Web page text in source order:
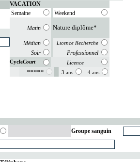
VACATION
Semaine
Weekend
Matin Nature diplôme*
Médian Licence Recherche
Soir Professionnel
CycleCourt Licence
***** 3 ans 4 ans
Groupe sanguin